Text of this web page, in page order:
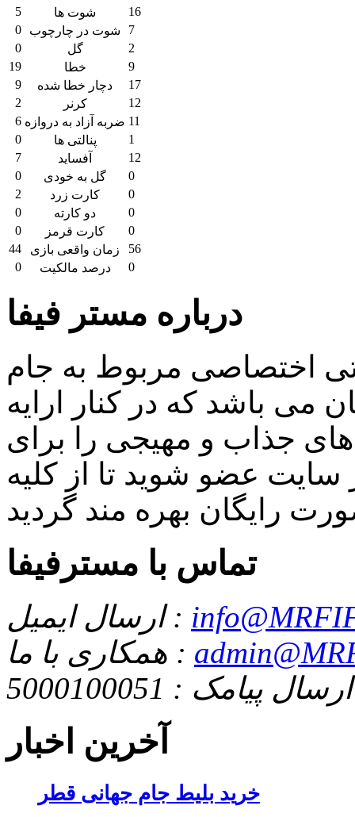
5 شوت ها
16
0
شوت در چارچوب
7
0
گل
2
19
خطا
9
9
دچار خطا شده
17
2
کرنر
12
6 ضربه آزاد به دروازه 11
0
پنالتی ها
1
7
آفساید
12
0
گل به خودی
0
2
کارت زرد
0
0
دو کارته
0
0
کارت قرمز
0
44
زمان واقعی بازی
56
0
درصد مالکیت 0
درباره مستر فیفا
اختصاصی مربوط به جام
می باشد که در کنار ارایه
جذاب و مهیجی را برای
عضو شوید تا از کلیه
تماس با مسترفیفا
ارسال ایمیل :
همکاری با ما :
ارسال پیامک : 5000100051
آخرین اخبار
خرید بلیط جام جهانی قطر